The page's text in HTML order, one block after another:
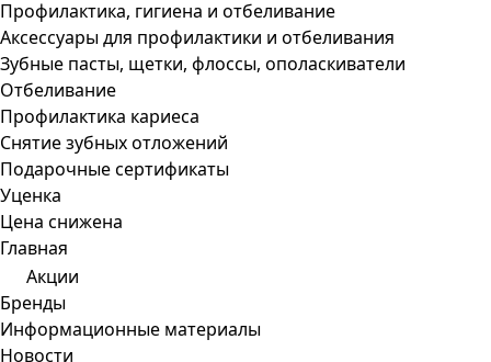
Профилактика, гигиена и отбеливание
Аксессуары для профилактики и отбеливания
Зубные пасты, щетки, флоссы, ополаскиватели
Отбеливание
Профилактика кариеса
Снятие зубных отложений
Подарочные сертификаты
Уценка
Цена снижена
Главная
Акции
Бренды
Информационные материалы
Новости